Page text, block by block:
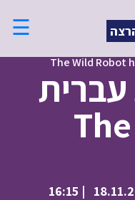
☰
עברית
| 16:15